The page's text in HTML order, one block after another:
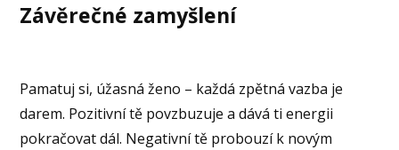
Závěrečné zamyšlení
Pamatuj si, úžasná ženo – každá zpětná vazba je
darem. Pozitivní tě povzbuzuje a dává ti energii
pokračovat dál. Negativní tě probouzí k novým